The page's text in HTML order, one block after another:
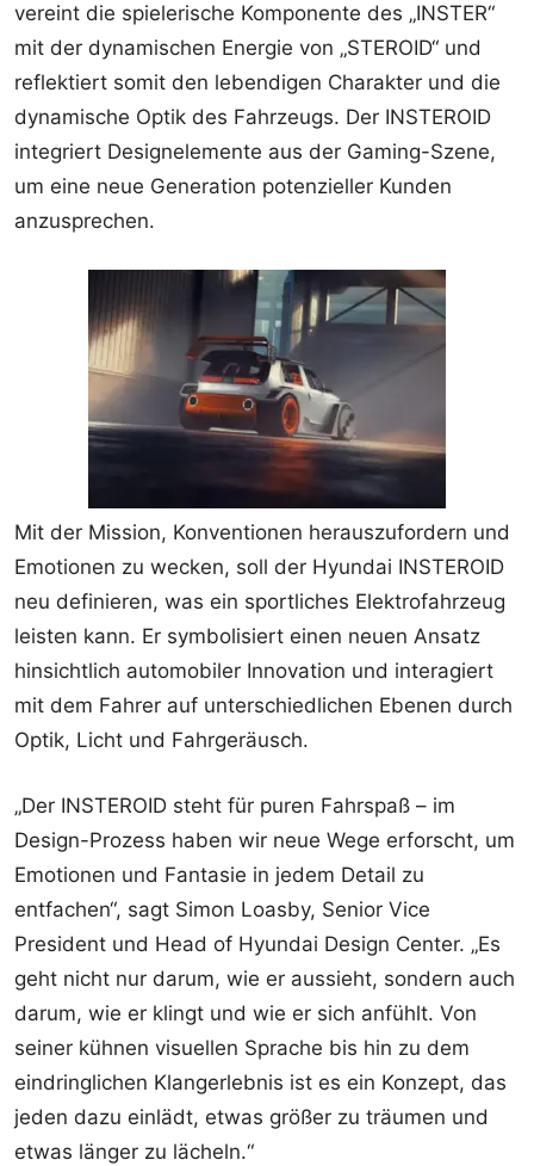
vereint die spielerische Komponente des „INSTER“
mit der dynamischen Energie von „STEROID“ und
reflektiert somit den lebendigen Charakter und die
dynamische Optik des Fahrzeugs. Der INSTEROID
integriert Designelemente aus der Gaming-Szene,
um eine neue Generation potenzieller Kunden
anzusprechen.
Mit der Mission, Konventionen herauszufordern und
Emotionen zu wecken, soll der Hyundai INSTEROID
neu definieren, was ein sportliches Elektrofahrzeug
leisten kann. Er symbolisiert einen neuen Ansatz
hinsichtlich automobiler Innovation und interagiert
mit dem Fahrer auf unterschiedlichen Ebenen durch
Optik, Licht und Fahrgeräusch.
„Der INSTEROID steht für puren Fahrspaß – im
Design-Prozess haben wir neue Wege erforscht, um
Emotionen und Fantasie in jedem Detail zu
entfachen“, sagt Simon Loasby, Senior Vice
President und Head of Hyundai Design Center. „Es
geht nicht nur darum, wie er aussieht, sondern auch
darum, wie er klingt und wie er sich anfühlt. Von
seiner kühnen visuellen Sprache bis hin zu dem
eindringlichen Klangerlebnis ist es ein Konzept, das
jeden dazu einlädt, etwas größer zu träumen und
etwas länger zu lächeln.“